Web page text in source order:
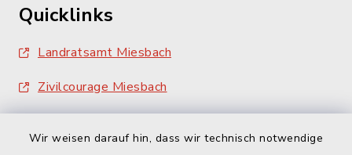
Wir weisen darauf hin, dass wir technisch notwendige
Quicklinks
Landratsamt Miesbach
Zivilcourage Miesbach